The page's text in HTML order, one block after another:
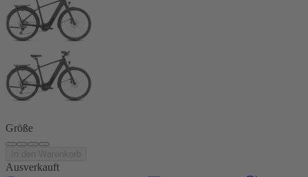
Größe
Ausverkauft